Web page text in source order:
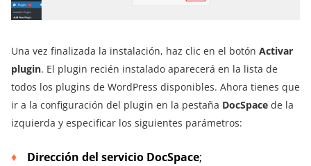
Una vez finalizada la instalación, haz clic en el botón Activar
plugin. El plugin recién instalado aparecerá en la lista de
todos los plugins de WordPress disponibles. Ahora tienes que
ir a la configuración del plugin en la pestaña DocSpace de la
izquierda y especificar los siguientes parámetros:
Dirección del servicio DocSpace;